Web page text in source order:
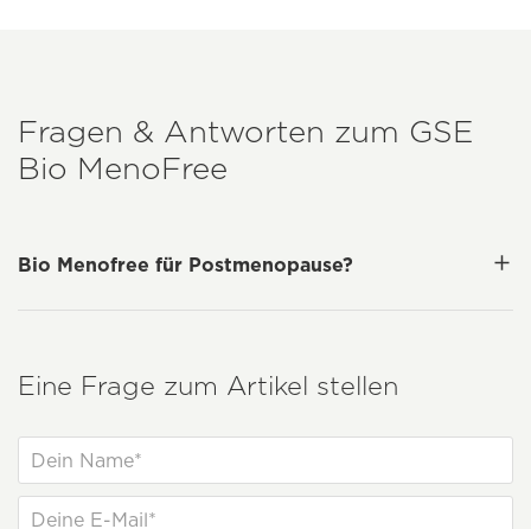
Fragen & Antworten zum GSE
Bio MenoFree
Bio Menofree für Postmenopause?
Eine Frage zum Artikel stellen